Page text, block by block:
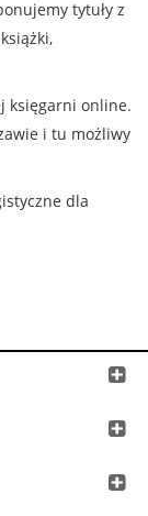
tytuły z
księgarni online.
i tu możliwy
dla